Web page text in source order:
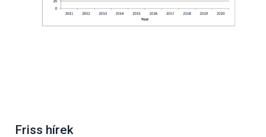
Friss hírek